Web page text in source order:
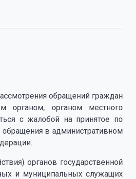
обращений граждан
органом, органом местного
с жалобой на принятое по
в административном
органов государственной
и муниципальных служащих